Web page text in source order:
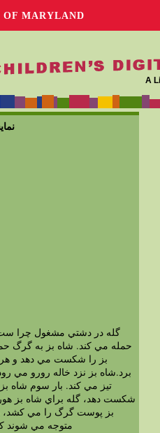
OF MARYLAND
A
حمله مي كند. شاه بز به گرگ
بز را شكست مي دهد و هر
برد.شاه بز نزد خاله رورو مي
تيز مي كند. بار سوم شاه
شكست دهد، گله براي شاه بز
بز پوست گرگ را مي
متوجه مي شوند